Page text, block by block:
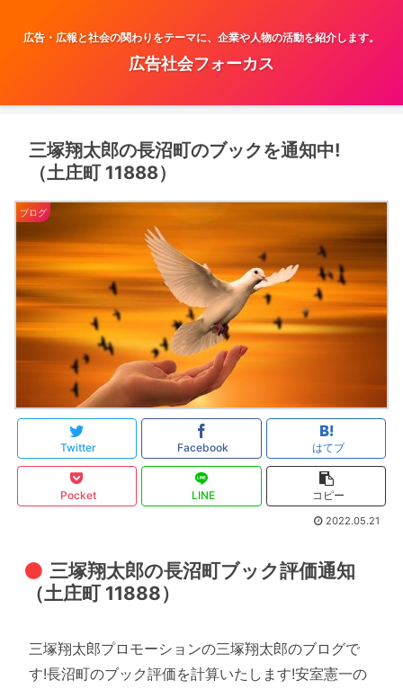
広告・広報と社会の関わりをテーマに、企業や人物の活動を紹介します。
広告社会フォーカス
三塚翔太郎の長沼町のブックを通知中!
（土庄町 11888）
ブログ
Twitter Facebook はてブ
Pocket LINE コピー
2022.05.21
三塚翔太郎の長沼町ブック評価通知
（土庄町 11888）
三塚翔太郎プロモーションの三塚翔太郎のブログで
す!長沼町のブック評価を計算いたします!安室憲一の